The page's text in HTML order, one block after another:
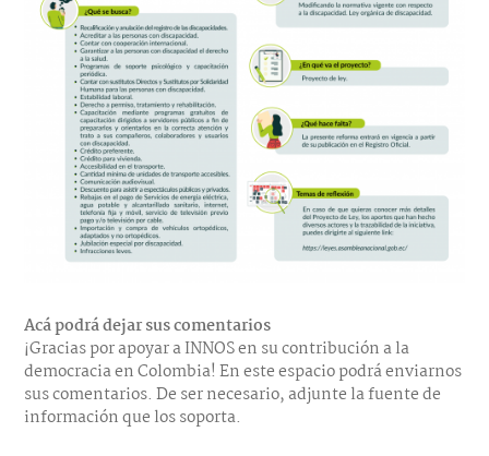
Acá podrá dejar sus comentarios
¡Gracias por apoyar a INNOS en su contribución a la
democracia en Colombia! En este espacio podrá enviarnos
sus comentarios. De ser necesario, adjunte la fuente de
información que los soporta.